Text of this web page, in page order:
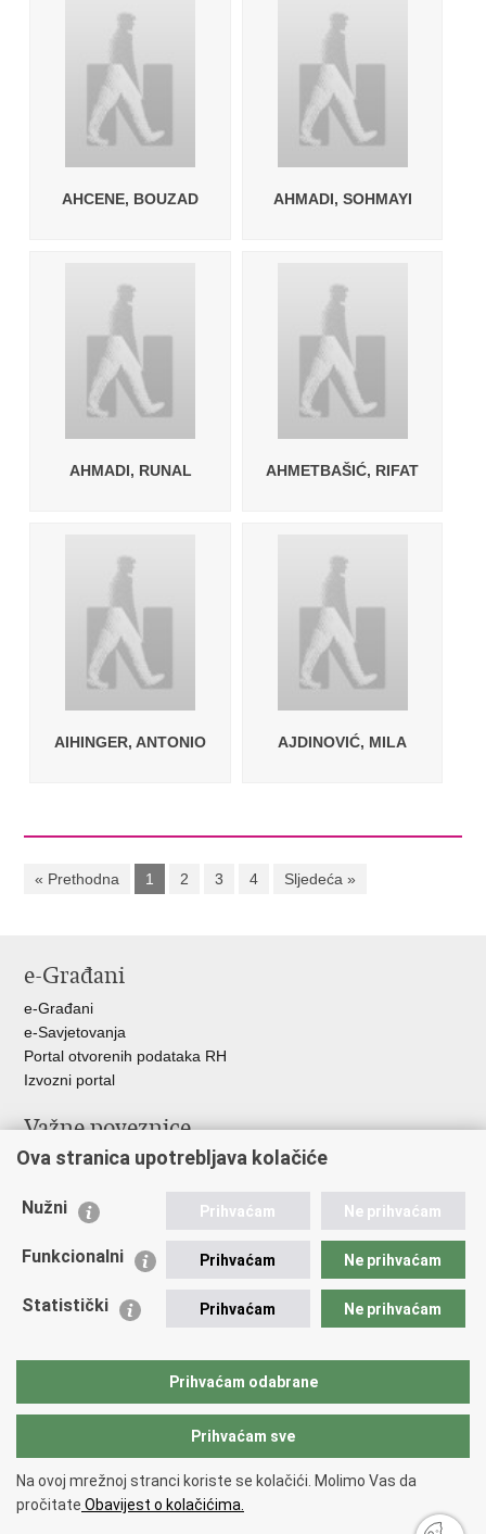
AHCENE, BOUZAD AHMADI, SOHMAYI
AHMADI, RUNAL AHMETBAŠIĆ, RIFAT
AIHINGER, ANTONIO AJDINOVIĆ, MILA
« Prethodna 1 2 3 4 Sljedeća »
e-Građani
e-Građani
e-Savjetovanja
Portal otvorenih podataka RH
Izvozni portal
Važne poveznice
Ministarstvo unutarnjih poslova RH
Nestale osobe u Domovinskom ratu (Ministarstvo hrvatskih
Ministarstvo znanosti i obrazovanja
Povratak na vrh
Copyright © 2026 Nestali.Uvjeti korištenja
Ova stranica upotrebljava kolačiće
Nužni Prihvaćam Ne prihvaćam
Funkcionalni Prihvaćam Ne prihvaćam
Statistički Prihvaćam Ne prihvaćam
Prihvaćam odabrane
Prihvaćam sve
Na ovoj mrežnoj stranci koriste se kolačići. Molimo Vas da
pročitate Obavijest o kolačićima.